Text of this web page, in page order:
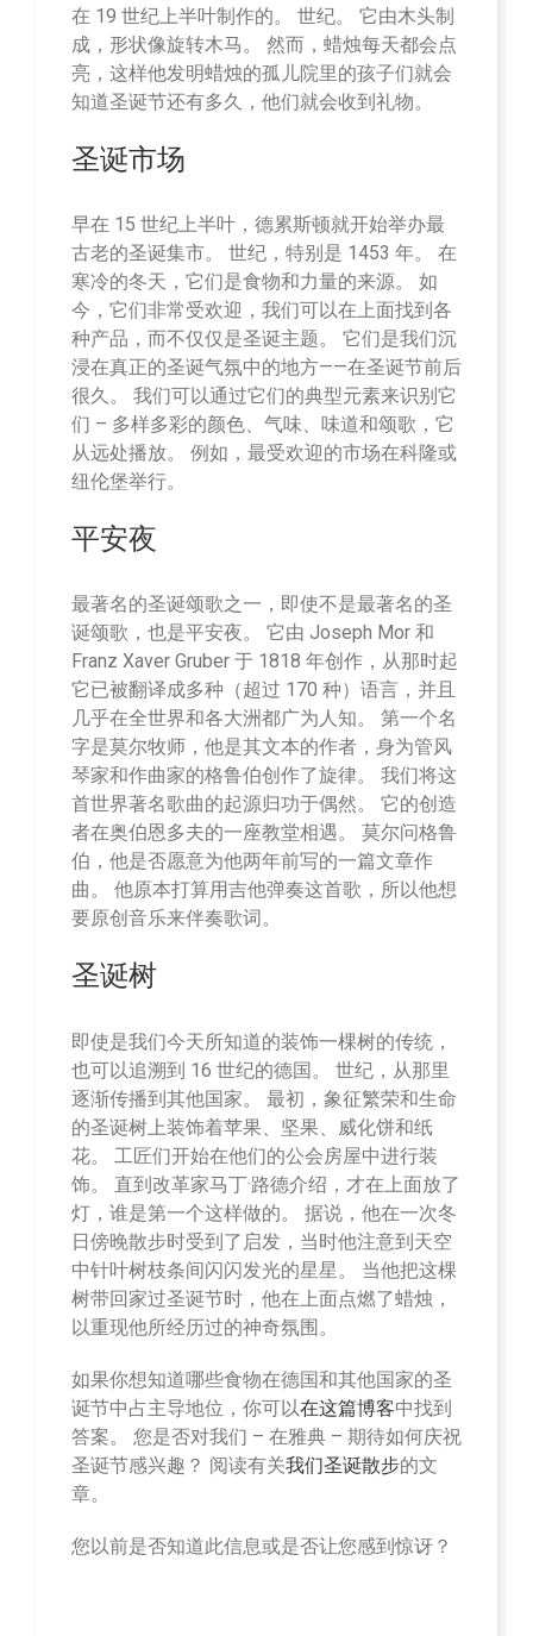
在 19 世纪上半叶制作的。 世纪。 它由木头制
成，形状像旋转木马。 然而，蜡烛每天都会点
亮，这样他发明蜡烛的孤儿院里的孩子们就会
知道圣诞节还有多久，他们就会收到礼物。
圣诞市场
早在 15 世纪上半叶，德累斯顿就开始举办最
古老的圣诞集市。 世纪，特别是 1453 年。 在
寒冷的冬天，它们是食物和力量的来源。 如
今，它们非常受欢迎，我们可以在上面找到各
种产品，而不仅仅是圣诞主题。 它们是我们沉
浸在真正的圣诞气氛中的地方——在圣诞节前后
很久。 我们可以通过它们的典型元素来识别它
们 – 多样多彩的颜色、气味、味道和颂歌，它
从远处播放。 例如，最受欢迎的市场在科隆或
纽伦堡举行。
平安夜
最著名的圣诞颂歌之一，即使不是最著名的圣
诞颂歌，也是平安夜。 它由 Joseph Mor 和
Franz Xaver Gruber 于 1818 年创作，从那时起
它已被翻译成多种（超过 170 种）语言，并且
几乎在全世界和各大洲都广为人知。 第一个名
字是莫尔牧师，他是其文本的作者，身为管风
琴家和作曲家的格鲁伯创作了旋律。 我们将这
首世界著名歌曲的起源归功于偶然。 它的创造
者在奥伯恩多夫的一座教堂相遇。 莫尔问格鲁
伯，他是否愿意为他两年前写的一篇文章作
曲。 他原本打算用吉他弹奏这首歌，所以他想
要原创音乐来伴奏歌词。
圣诞树
即使是我们今天所知道的装饰一棵树的传统，
也可以追溯到 16 世纪的德国。 世纪，从那里
逐渐传播到其他国家。 最初，象征繁荣和生命
的圣诞树上装饰着苹果、坚果、威化饼和纸
花。 工匠们开始在他们的公会房屋中进行装
饰。 直到改革家马丁·路德介绍，才在上面放了
灯，谁是第一个这样做的。 据说，他在一次冬
日傍晚散步时受到了启发，当时他注意到天空
中针叶树枝条间闪闪发光的星星。 当他把这棵
树带回家过圣诞节时，他在上面点燃了蜡烛，
以重现他所经历过的神奇氛围。
如果你想知道哪些食物在德国和其他国家的圣
诞节中占主导地位，你可以在这篇博客中找到
答案。 您是否对我们 – 在雅典 – 期待如何庆祝
圣诞节感兴趣？ 阅读有关我们圣诞散步的文
章。
您以前是否知道此信息或是否让您感到惊讶？